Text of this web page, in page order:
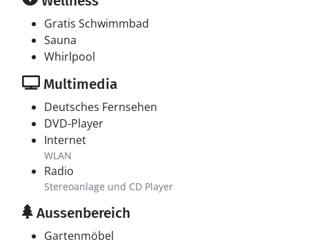
Gratis Schwimmbad
Sauna
Whirlpool
Multimedia
Deutsches Fernsehen
DVD-Player
Internet
WLAN
Radio
Stereoanlage und CD Player
Aussenbereich
Gartenmöbel